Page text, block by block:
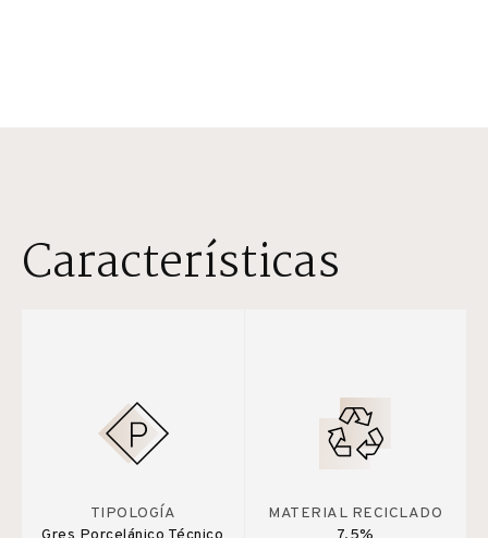
Características
TIPOLOGÍA
MATERIAL RECICLADO